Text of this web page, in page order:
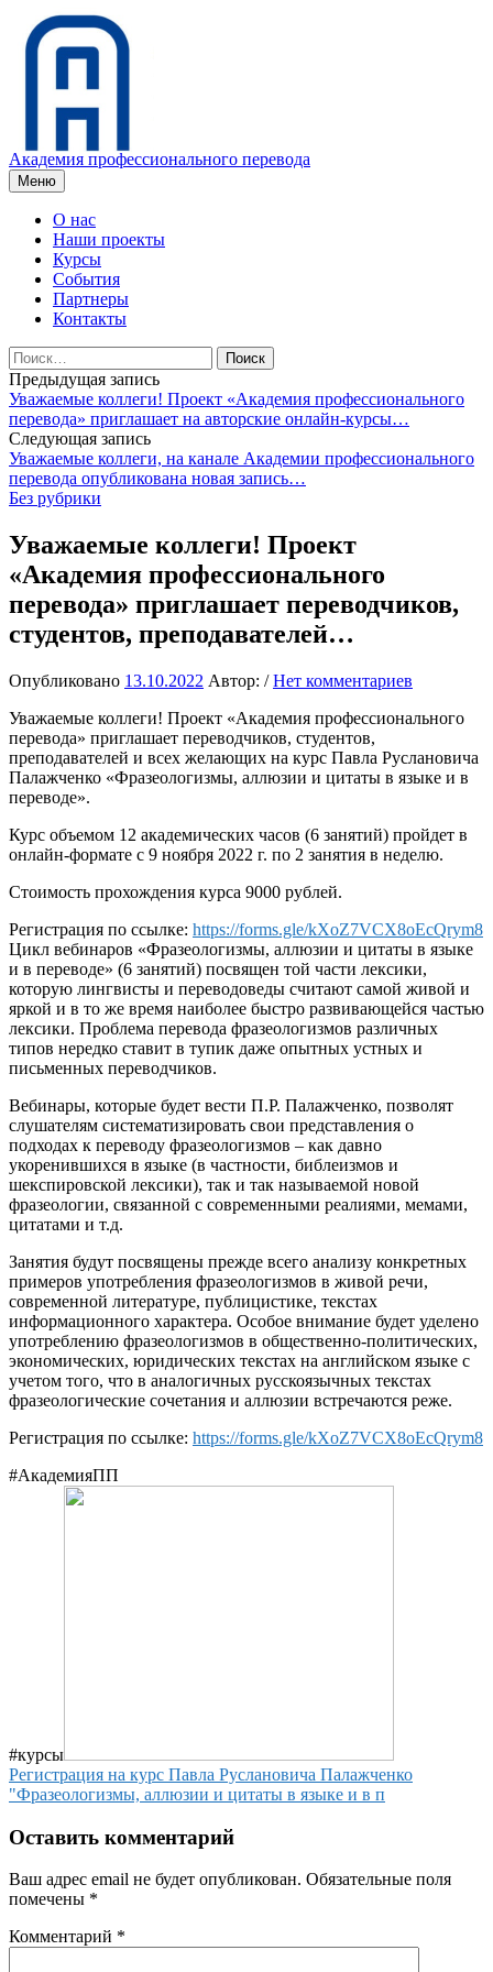
содержимому
Академия профессионального перевода
Меню
О нас
Наши проекты
Курсы
События
Партнеры
Контакты
Найти:
Навигация
по
записям
Предыдущая запись
Уважаемые коллеги! Проект «Академия профессионального
перевода» приглашает на авторские онлайн-курсы…
Следующая запись
Уважаемые коллеги, на канале Академии профессионального
перевода опубликована новая запись…
Без рубрики
Уважаемые коллеги! Проект
«Академия профессионального
перевода» приглашает переводчиков,
студентов, преподавателей…
Опубликовано 13.10.2022 Автор: /Нет комментариев
Уважаемые коллеги! Проект «Академия профессионального
перевода» приглашает переводчиков, студентов,
преподавателей и всех желающих на курс Павла Руслановича
Палажченко «Фразеологизмы, аллюзии и цитаты в языке и в
переводе».
Курс объемом 12 академических часов (6 занятий) пройдет в
онлайн-формате с 9 ноября 2022 г. по 2 занятия в неделю.
Стоимость прохождения курса 9000 рублей.
Регистрация по ссылке: https://forms.gle/kXoZ7VCX8oEcQrym8
Цикл вебинаров «Фразеологизмы, аллюзии и цитаты в языке
и в переводе» (6 занятий) посвящен той части лексики,
которую лингвисты и переводоведы считают самой живой и
яркой и в то же время наиболее быстро развивающейся частью
лексики. Проблема перевода фразеологизмов различных
типов нередко ставит в тупик даже опытных устных и
письменных переводчиков.
Вебинары, которые будет вести П.Р. Палажченко, позволят
слушателям систематизировать свои представления о
подходах к переводу фразеологизмов – как давно
укоренившихся в языке (в частности, библеизмов и
шекспировской лексики), так и так называемой новой
фразеологии, связанной с современными реалиями, мемами,
цитатами и т.д.
Занятия будут посвящены прежде всего анализу конкретных
примеров употребления фразеологизмов в живой речи,
современной литературе, публицистике, текстах
информационного характера. Особое внимание будет уделено
употреблению фразеологизмов в общественно-политических,
экономических, юридических текстах на английском языке с
учетом того, что в аналогичных русскоязычных текстах
фразеологические сочетания и аллюзии встречаются реже.
Регистрация по ссылке: https://forms.gle/kXoZ7VCX8oEcQrym8
#АкадемияПП
#курсы
Регистрация на курс Павла Руслановича Палажченко
"Фразеологизмы, аллюзии и цитаты в языке и в п
Оставить комментарий
Ваш адрес email не будет опубликован. Обязательные поля
помечены *
Комментарий *